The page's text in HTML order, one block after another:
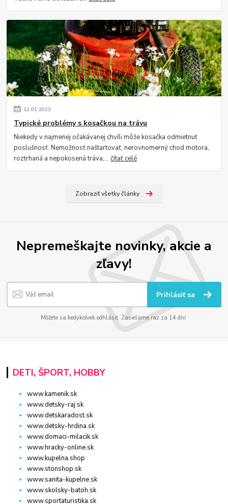
12.01.2023
Typické problémy s kosačkou na trávu
Niekedy v najmenej očakávanej chvíli môže kosačka odmietnuť
poslušnosť. Nemožnosť naštartovať, nerovnomerný chod motora,
roztrhaná a nepokosená tráva,...čítať celé
Zobraziť všetky články
Nepremeškajte novinky, akcie a
zľavy!
Prihlásiť sa
Môžete sa kedykoľvek odhlásiť. Zasielame raz za 14 dní.
DETI, ŠPORT, HOBBY
www.kamenik.sk
www.detsky-raj.sk
www.detskaradost.sk
www.detsky-hrdina.sk
www.domaci-milacik.sk
www.hracky-online.sk
www.kupelna.shop
www.stonshop.sk
www.sanita-kupelne.sk
www.skolsky-batoh.sk
www.sportaturistika.sk